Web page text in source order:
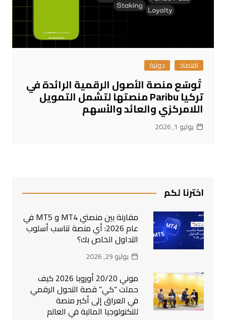
اقتصاد دولية
تُوسّع منصة الأصول الرقمية الرائدة في
تركيا Paribu منصتها لتشمل التمويل
اللامركزي والعائد والأسهم
يوليو 1, 2026
اخترنا لكم
مقارنة بين منصتي MT4 و MT5 في
عام 2026: أي منصة تناسب أسلوب
التداول الخاص بك؟
يوليو 29, 2026
موني 20/20 أوروبا 2026 كيف
حملت “كي” قصة التحول الرقمي
في العراق إلى أكبر منصة
للتكنولوجيا المالية في العالم